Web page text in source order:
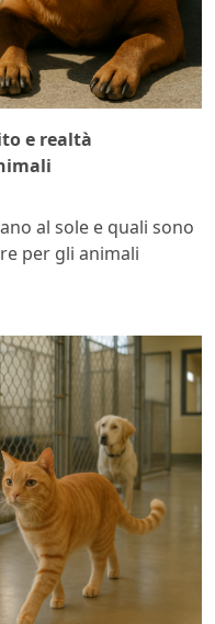
e realtà
al sole e quali sono
per gli animali